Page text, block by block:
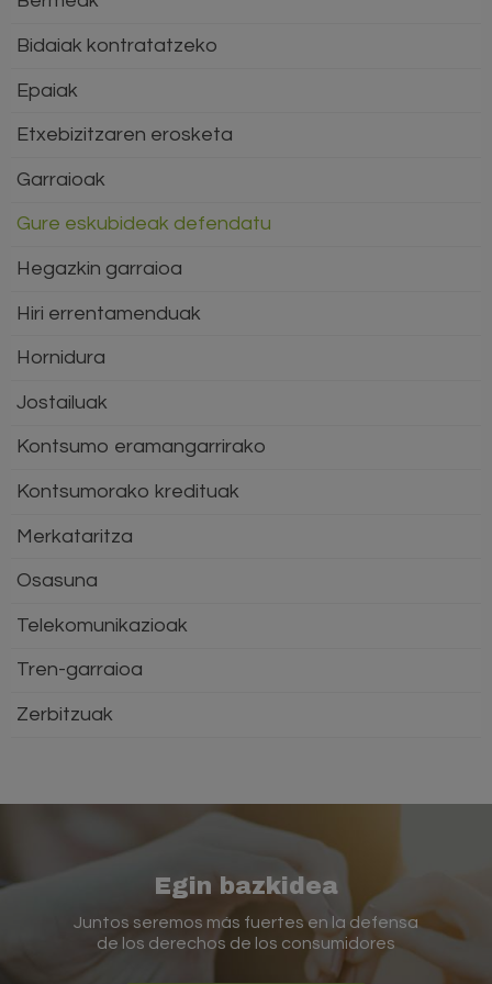
Bidaiak kontratatzeko
Epaiak
Etxebizitzaren erosketa
Garraioak
Gure eskubideak defendatu
Hegazkin garraioa
Hiri errentamenduak
Hornidura
Jostailuak
Kontsumo eramangarrirako
Kontsumorako kredituak
Merkataritza
Osasuna
Telekomunikazioak
Tren-garraioa
Zerbitzuak
Egin bazkidea
Juntos seremos más fuertes en la defensa
de los derechos de los consumidores